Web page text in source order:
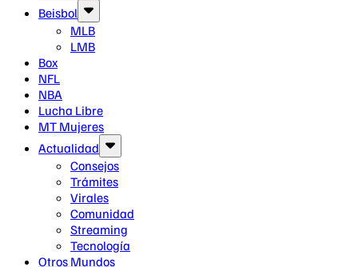
Beisbol
MLB
LMB
Box
NFL
NBA
Lucha Libre
MT Mujeres
Actualidad
Consejos
Trámites
Virales
Comunidad
Streaming
Tecnología
Otros Mundos